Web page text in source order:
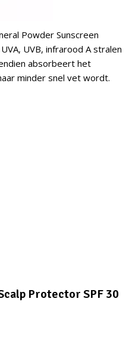
Powder Sunscreen
UVB, infrarood A stralen
absorbeert het
minder snel vet wordt.
Protector SPF 30